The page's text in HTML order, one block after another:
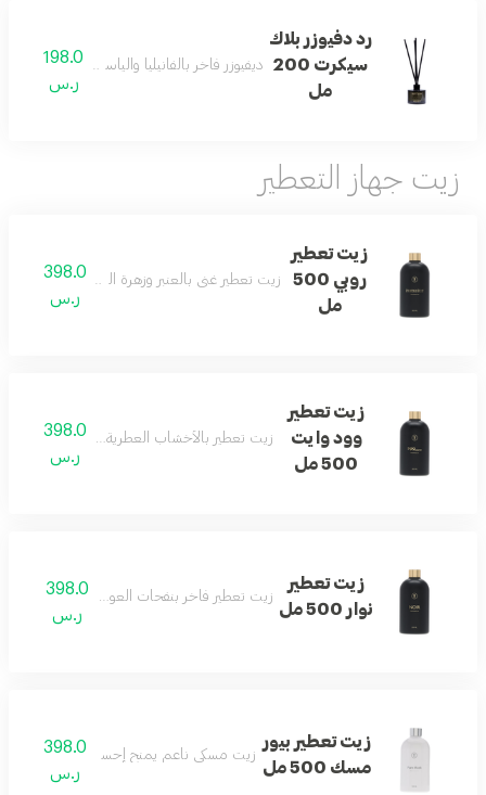
رد دفيوزر بلاك
سيكرت 200
مل
ديفيوزر فاخر بالفانيليا والياسمين والمسك
198.0
ر.س
زيت جهاز التعطير
زيت تعطير
روبي 500
مل
زيت تعطير غني بالعنبر وزهرة البرتقال لإحساس
398.0
ر.س
زيت تعطير
وود وايت
500 مل
زيت تعطير بالأخشاب العطرية والخزامى يجمع
398.0
ر.س
زيت تعطير
نوار 500 مل
زيت تعطير فاخر بنفحات العود والتوباكو لأجواء
398.0
ر.س
زيت تعطير بيور
مسك 500 مل
زيت مسكي ناعم يمنح إحساساً بالنظافة
398.0
ر.س